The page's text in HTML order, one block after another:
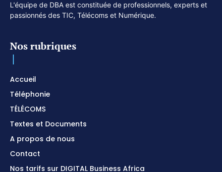
L'équipe de DBA est constituée de professionnels, experts et
passionnés des TIC, Télécoms et Numérique.
Nos rubriques
Accueil
Téléphonie
TÉLÉCOMS
Textes et Documents
A propos de nous
Contact
Nos tarifs sur DIGITAL Business Africa